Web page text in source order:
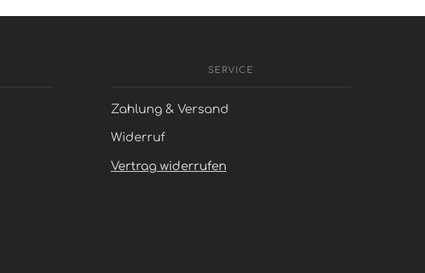
SERVICE
Zahlung & Versand
Widerruf
Vertrag widerrufen